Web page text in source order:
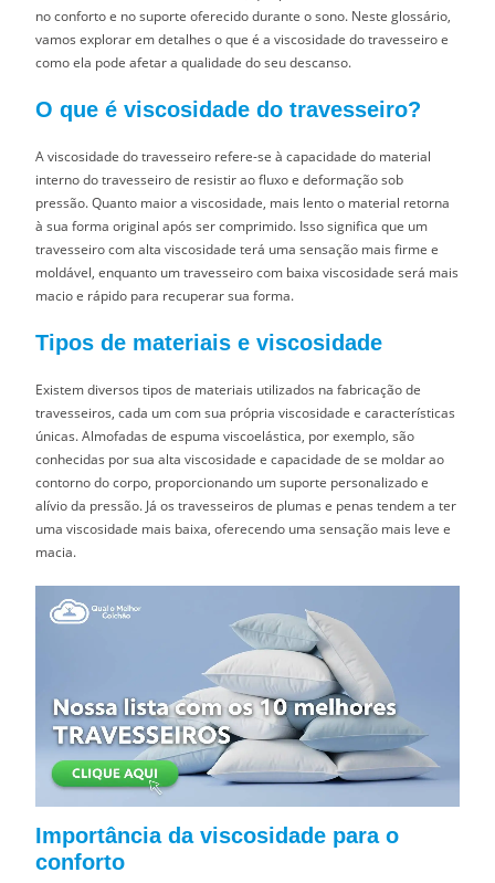
no conforto e no suporte oferecido durante o sono. Neste glossário,
vamos explorar em detalhes o que é a viscosidade do travesseiro e
como ela pode afetar a qualidade do seu descanso.
O que é viscosidade do travesseiro?
A viscosidade do travesseiro refere-se à capacidade do material
interno do travesseiro de resistir ao fluxo e deformação sob
pressão. Quanto maior a viscosidade, mais lento o material retorna
à sua forma original após ser comprimido. Isso significa que um
travesseiro com alta viscosidade terá uma sensação mais firme e
moldável, enquanto um travesseiro com baixa viscosidade será mais
macio e rápido para recuperar sua forma.
Tipos de materiais e viscosidade
Existem diversos tipos de materiais utilizados na fabricação de
travesseiros, cada um com sua própria viscosidade e características
únicas. Almofadas de espuma viscoelástica, por exemplo, são
conhecidas por sua alta viscosidade e capacidade de se moldar ao
contorno do corpo, proporcionando um suporte personalizado e
alívio da pressão. Já os travesseiros de plumas e penas tendem a ter
uma viscosidade mais baixa, oferecendo uma sensação mais leve e
macia.
Importância da viscosidade para o
conforto